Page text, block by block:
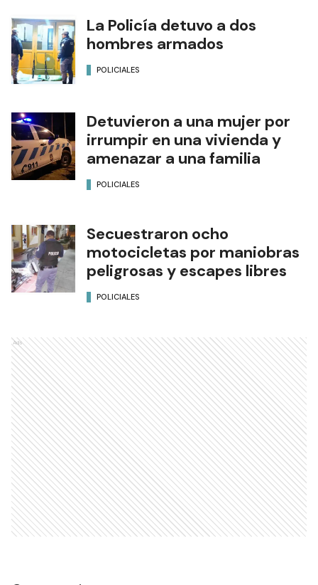
La Policía detuvo a dos
hombres armados
POLICIALES
Detuvieron a una mujer por
irrumpir en una vivienda y
amenazar a una familia
POLICIALES
Secuestraron ocho
motocicletas por maniobras
peligrosas y escapes libres
POLICIALES
Ads